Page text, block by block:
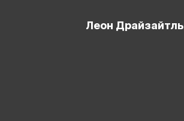
Леон Драйзайтль